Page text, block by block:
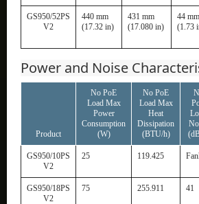
GS950/52PS
V2
440 mm
(17.32 in)
431 mm
(17.080 in)
44 mm
(1.73
Power and Noise
Product
No PoE
Load Max
Power
Consumption
(W)
No PoE
Load Max
Heat
Dissipation
(BTU/h)
GS950/10PS
V2
25 119.425
GS950/18PS
V2
75 255.911 41